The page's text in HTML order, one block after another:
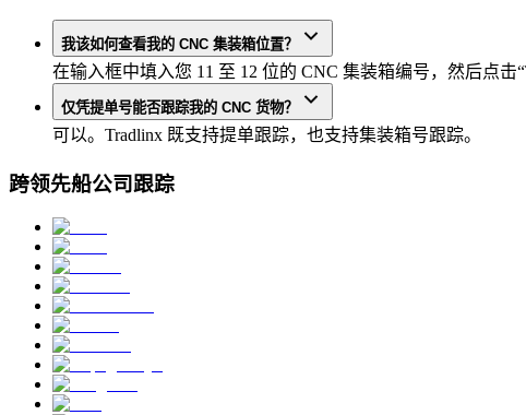
我该如何查看我的 CNC 集装箱位置？
在输入框中填入您 11 至 12 位的 CNC 集装箱编号，然后点击
仅凭提单号能否跟踪我的 CNC 货物？
可以。Tradlinx 既支持提单跟踪，也支持集装箱号跟踪。
跨领先船公司跟踪